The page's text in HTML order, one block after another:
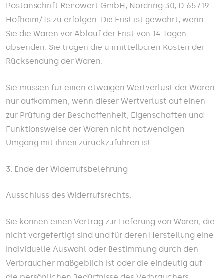
Postanschrift Renowert GmbH, Nordring 30, D-65719
Hofheim/Ts zu erfolgen. Die Frist ist gewahrt, wenn
Sie die Waren vor Ablauf der Frist von 14 Tagen
absenden. Sie tragen die unmittelbaren Kosten der
Rücksendung der Waren.
Sie müssen für einen etwaigen Wertverlust der Waren
nur aufkommen, wenn dieser Wertverlust auf einen
zur Prüfung der Beschaffenheit, Eigenschaften und
Funktionsweise der Waren nicht notwendigen
Umgang mit ihnen zurückzuführen ist.
3. Ende der Widerrufsbelehrung
Ausschluss des Widerrufsrechts.
Sie können einen Vertrag zur Lieferung von Waren, die
nicht vorgefertigt sind und für deren Herstellung eine
individuelle Auswahl oder Bestimmung durch den
Verbraucher maßgeblich ist oder die eindeutig auf